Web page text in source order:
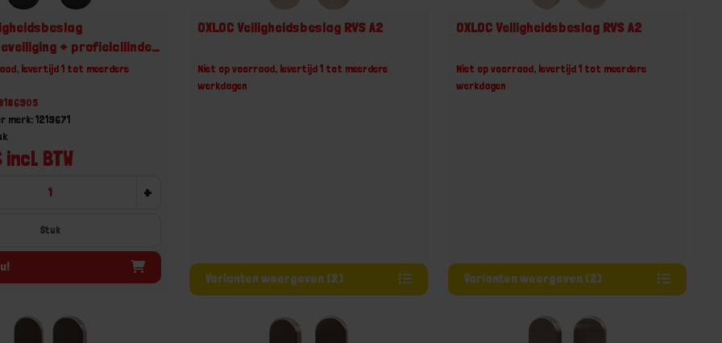
+ profielcilinder
PC72
levertijd 1 tot meerdere
merk: 1219671
BTW
+
Stuk
OXLOC Veiligheidsbeslag RVS A2
Niet op voorraad, levertijd 1 tot meerdere
werkdagen
Varianten weergeven (2)
OXLOC Veiligheidsbeslag RVS A2
Niet op voorraad, levertijd 1 tot meerdere
werkdagen
Varianten weergeven (2)